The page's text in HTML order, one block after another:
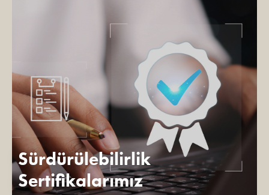
Sürdürülebilirlik
Sertifikalarımız